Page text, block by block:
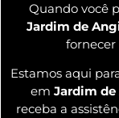
Quando você
Jardim de
fornecer
Estamos aqui
em Jardim de
receba a